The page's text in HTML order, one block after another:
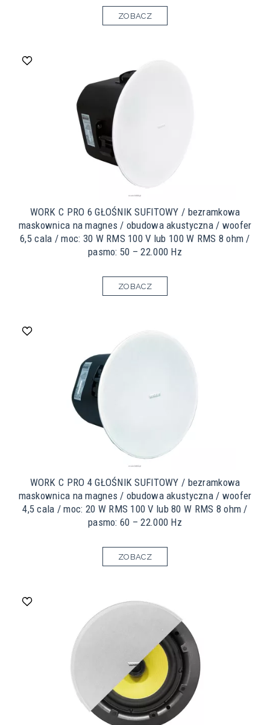
ZOBACZ
WORK C PRO 6 GŁOŚNIK SUFITOWY / bezramkowa
maskownica na magnes / obudowa akustyczna / woofer
6,5 cala / moc: 30 W RMS 100 V lub 100 W RMS 8 ohm /
pasmo: 50 – 22.000 Hz
ZOBACZ
WORK C PRO 4 GŁOŚNIK SUFITOWY / bezramkowa
maskownica na magnes / obudowa akustyczna / woofer
4,5 cala / moc: 20 W RMS 100 V lub 80 W RMS 8 ohm /
pasmo: 60 – 22.000 Hz
ZOBACZ